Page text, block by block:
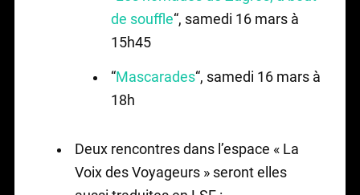
de souffle“, samedi 16 mars à
15h45
“Mascarades“, samedi 16 mars à
18h
Deux rencontres dans l’espace « La
Voix des Voyageurs » seront elles